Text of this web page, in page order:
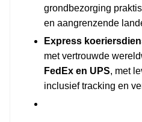
grondbezorging
en aangrenzende
Express
met vertrouwde
FedEx en UPS, met
inclusief tracking en